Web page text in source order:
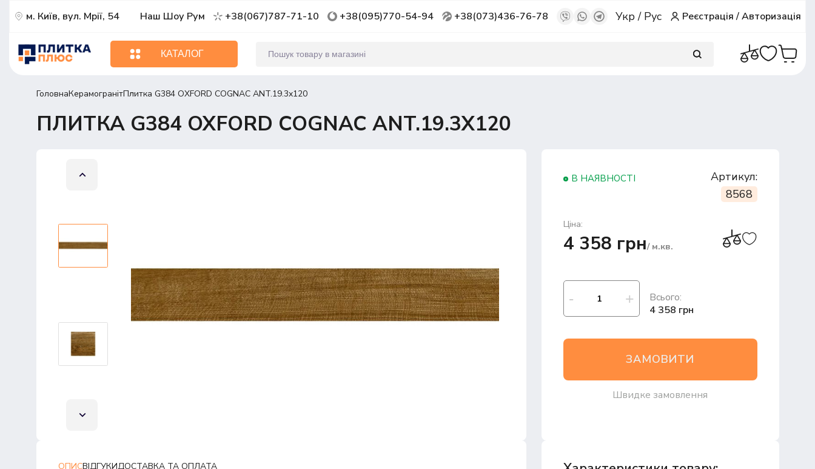
м. Київ, вул. Мрії, 54 Наш Шоу Рум +38(067)787-71-10 +38(095)770-54-94 +38(073)436-76-78 Укр/ Рус Реєстрація/Авторизація
КАТАЛОГ
ГоловнаКерамогранітПлитка G384 OXFORD COGNAC ANT.19.3x120
ПЛИТКА G384 OXFORD COGNAC ANT.19.3X120
В НАЯВНОСТІ
Артикул:
8568
Ціна:
4 358 грн/ м.кв.
Всього:
4 358 грн
ЗАМОВИТИ
Швидке замовлення
ОПИСВІДГУКИДОСТАВКА ТА ОПЛАТА